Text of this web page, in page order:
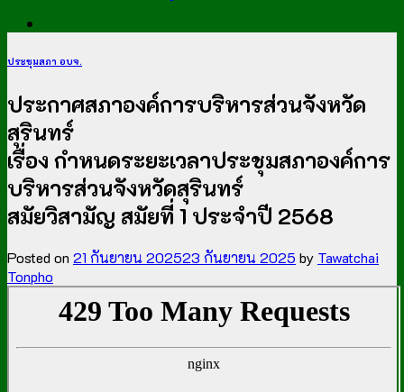
ประชุมสภา อบจ.
ประกาศสภาองค์การบริหารส่วนจังหวัด
สุรินทร์
เรื่อง กำหนดระยะเวลาประชุมสภาองค์การ
บริหารส่วนจังหวัดสุรินทร์
สมัยวิสามัญ สมัยที่ 1 ประจำปี 2568
Posted on 21 กันยายน 202523 กันยายน 2025 by Tawatchai
Tonpho